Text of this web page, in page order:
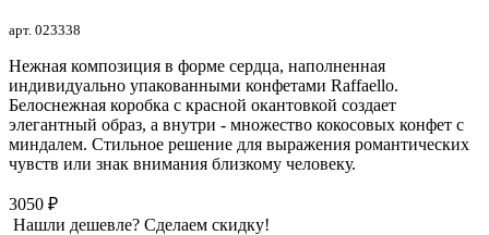
арт. 023338
Нежная композиция в форме сердца, наполненная
индивидуально упакованными конфетами Raffaello.
Белоснежная коробка с красной окантовкой создает
элегантный образ, а внутри - множество кокосовых конфет с
миндалем. Стильное решение для выражения романтических
чувств или знак внимания близкому человеку.
3050 ₽
Нашли дешевле? Сделаем скидку!